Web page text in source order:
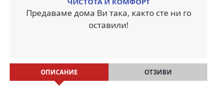
Предаваме дома Ви така, както сте ни го
оставили!
ОПИСАНИЕ ОТЗИВИ